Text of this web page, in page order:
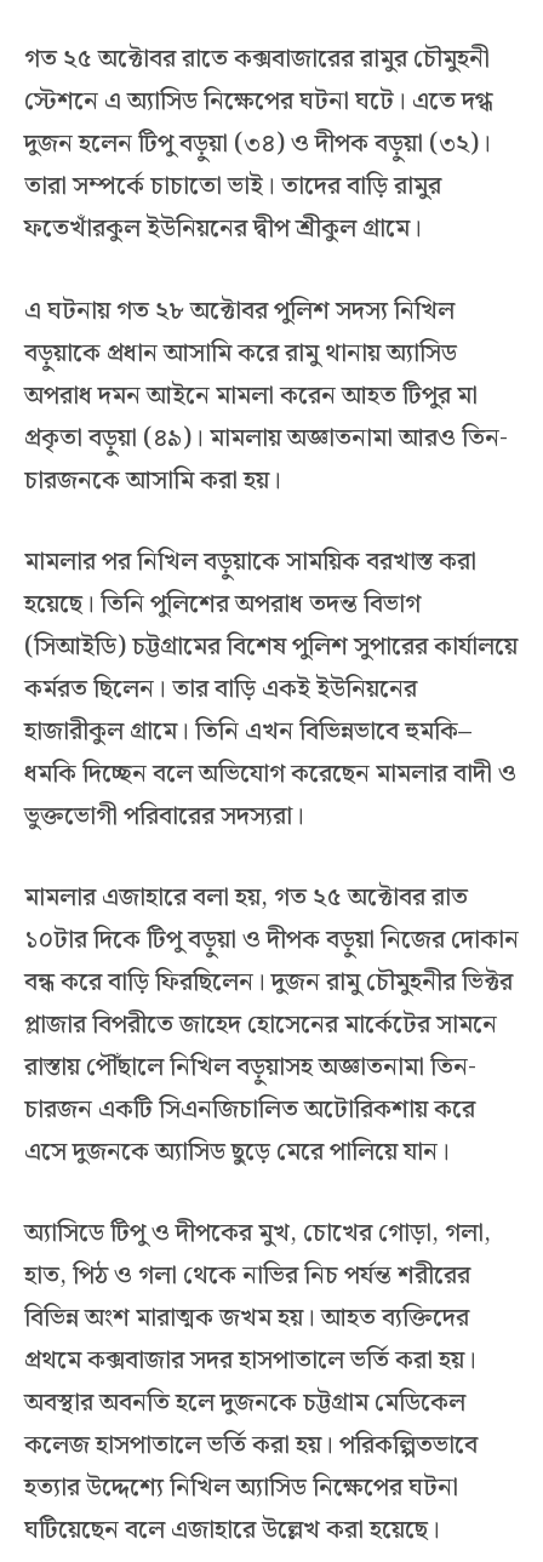
গত ২৫ অক্টোবর রাতে কক্সবাজারের রামুর চৌমুহনী
স্টেশনে এ অ্যাসিড নিক্ষেপের ঘটনা ঘটে। এতে দগ্ধ
দুজন হলেন টিপু বড়ুয়া (৩৪) ও দীপক বড়ুয়া (৩২)।
তারা সম্পর্কে চাচাতো ভাই। তাদের বাড়ি রামুর
ফতেখাঁরকুল ইউনিয়নের দ্বীপ শ্রীকুল গ্রামে।
এ ঘটনায় গত ২৮ অক্টোবর পুলিশ সদস্য নিখিল
বড়ুয়াকে প্রধান আসামি করে রামু থানায় অ্যাসিড
অপরাধ দমন আইনে মামলা করেন আহত টিপুর মা
প্রকৃতা বড়ুয়া (৪৯)। মামলায় অজ্ঞাতনামা আরও তিন-
চারজনকে আসামি করা হয়।
মামলার পর নিখিল বড়ুয়াকে সাময়িক বরখাস্ত করা
হয়েছে। তিনি পুলিশের অপরাধ তদন্ত বিভাগ
(সিআইডি) চট্টগ্রামের বিশেষ পুলিশ সুপারের কার্যালয়ে
কর্মরত ছিলেন। তার বাড়ি একই ইউনিয়নের
হাজারীকুল গ্রামে। তিনি এখন বিভিন্নভাবে হুমকি–
ধমকি দিচ্ছেন বলে অভিযোগ করেছেন মামলার বাদী ও
ভুক্তভোগী পরিবারের সদস্যরা।
মামলার এজাহারে বলা হয়, গত ২৫ অক্টোবর রাত
১০টার দিকে টিপু বড়ুয়া ও দীপক বড়ুয়া নিজের দোকান
বন্ধ করে বাড়ি ফিরছিলেন। দুজন রামু চৌমুহনীর ভিক্টর
প্লাজার বিপরীতে জাহেদ হোসেনের মার্কেটের সামনে
রাস্তায় পৌঁছালে নিখিল বড়ুয়াসহ অজ্ঞাতনামা তিন-
চারজন একটি সিএনজিচালিত অটোরিকশায় করে
এসে দুজনকে অ্যাসিড ছুড়ে মেরে পালিয়ে যান।
অ্যাসিডে টিপু ও দীপকের মুখ, চোখের গোড়া, গলা,
হাত, পিঠ ও গলা থেকে নাভির নিচ পর্যন্ত শরীরের
বিভিন্ন অংশ মারাত্মক জখম হয়। আহত ব্যক্তিদের
প্রথমে কক্সবাজার সদর হাসপাতালে ভর্তি করা হয়।
অবস্থার অবনতি হলে দুজনকে চট্টগ্রাম মেডিকেল
কলেজ হাসপাতালে ভর্তি করা হয়। পরিকল্পিতভাবে
হত্যার উদ্দেশ্যে নিখিল অ্যাসিড নিক্ষেপের ঘটনা
ঘটিয়েছেন বলে এজাহারে উল্লেখ করা হয়েছে।